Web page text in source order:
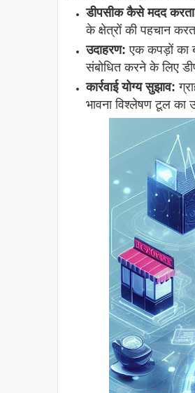
डीपसीक कैसे मदद
के क्षेत्रों की पहचान
उदाहरण: एक कपड़ों का
संबोधित करने के लिए
कार्रवाई योग्य सुझाव:
भावना विश्लेषण टूल का